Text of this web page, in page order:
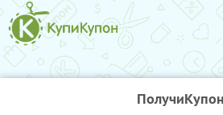
ПолучиКупон